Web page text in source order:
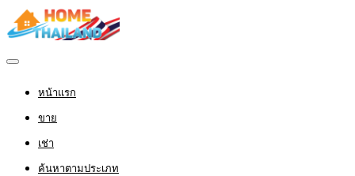
หน้าแรก
ขาย
เช่า
ค้นหาตามประเภท